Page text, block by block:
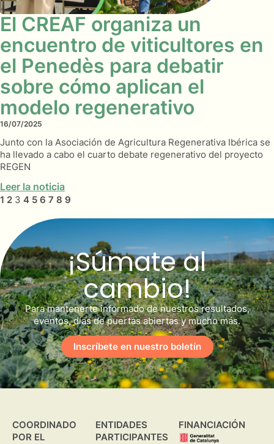
El CREAF organiza un
encuentro de viticultores en
el Penedès para debatir
sobre cómo aplican el
modelo regenerativo
16/07/2025
Junto con la Asociación de Agricultura Regenerativa Ibérica se
ha llevado a cabo el cuarto debate regenerativo del proyecto
REGEN
Leer la noticia
1 2 3 4 5 6 7 8 9
¡Súmate al
cambio!
Para mantenerte informado de nuestros resultados,
eventos, días de puertas abiertas y mucho más.
Inscríbete en nuestro boletín
COORDINADO
POR EL
ENTIDADES
PARTICIPANTES
FINANCIACIÓN